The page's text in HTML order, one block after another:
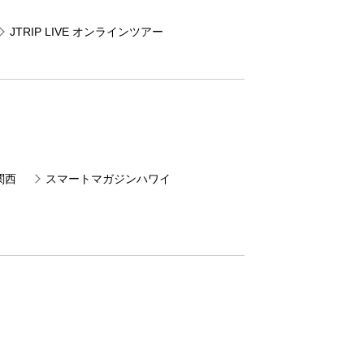
JTRIP LIVE オンラインツアー
西 スマートマガジンハワイ